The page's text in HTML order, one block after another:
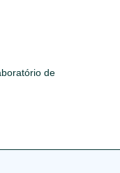
de